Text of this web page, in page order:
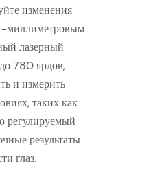
изменения
-миллиметровым
лазерный
780 ярдов,
и измерить
таких как
регулируемый
результаты
глаз.